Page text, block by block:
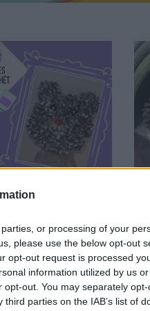
or processing of your
please use the below opt-out
opt-out request is processed
information utilized by us
out. You may separately
parties on the IAB’s list of
MEDVEHÉT! -
12.
a medve előbújt a
mikor érkezik a...